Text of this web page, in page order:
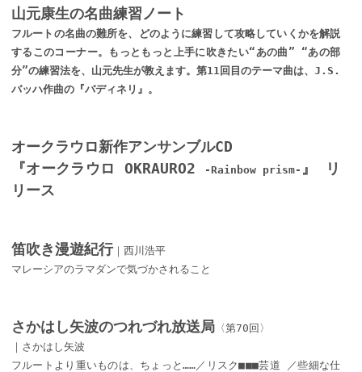
山元康生の名曲練習ノート
フルートの名曲の難所を、どのように練習して攻略していくかを解説
するこのコーナー。もっともっと上手に吹きたい“あの曲” “あの部
分”の練習法を、山元先生が教えます。第11回目のテーマ曲は、J.S.
バッハ作曲の『バディネリ』。
オークラウロ新作アンサンブルCD
『オークラウロ OKRAURO2
-Rainbow prism- 』 リ
リース
笛吹き漫遊紀行｜西川浩平
マレーシアのラマダンで気づかされること
さかはし矢波のつれづれ放送局〈第70回〉
｜さかはし矢波
フルートより重いものは、ちょっと……／リスク■■■芸道 ／些細な仕